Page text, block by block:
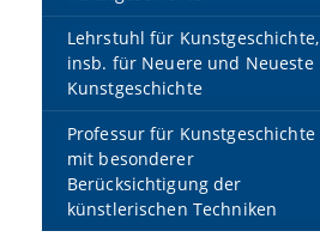
Lehrstuhl für Kunstgeschichte,
insb. für Neuere und Neueste
Kunstgeschichte
Professur für Kunstgeschichte
mit besonderer
Berücksichtigung der
künstlerischen Techniken